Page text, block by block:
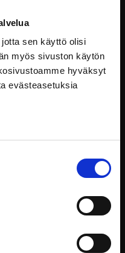
sen käyttö olisi
myös sivuston käytön
hyväksyt
evästeasetuksia
joissa